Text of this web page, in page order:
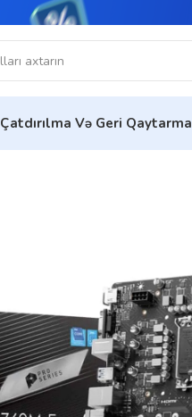
Çatdırılma Və Geri Qaytarma